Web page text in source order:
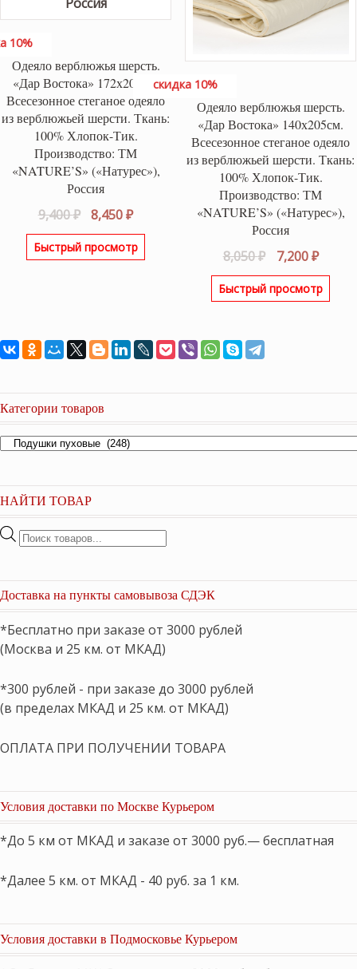
10%
Одеяло верблюжья шерсть.
«Дар Востока» 172х205см.
Всесезонное стеганое одеяло
из верблюжьей шерсти. Ткань:
100% Хлопок-Тик.
Производство: ТМ
«NATURE’S» («Натурес»),
Россия
9,400₽
Первоначальная
цена
составляла
8,450₽Текущая
цена:
8,450 ₽.
Быстрый просмотр
скидка 10%
Одеяло верблюжья шерсть.
«Дар Востока» 140х205см.
Всесезонное стеганое одеяло
из верблюжьей шерсти. Ткань:
100% Хлопок-Тик.
Производство: ТМ
«NATURE’S» («Натурес»),
Россия
8,050₽
цена
составляла
7,200₽
цена:
7,200
Быстрый просмотр
Категории товаров
НАЙТИ ТОВАР
Поиск
Доставка на пункты самовывоза СДЭК
*Бесплатно при заказе от 3000 рублей
(Москва и 25 км. от МКАД)
*300 рублей - при заказе до 3000 рублей
(в пределах МКАД и 25 км. от МКАД)
ОПЛАТА ПРИ ПОЛУЧЕНИИ ТОВАРА
Условия доставки по Москве Курьером
*До 5 км от МКАД и заказе от 3000 руб.— бесплатная
*Далее 5 км. от МКАД - 40 руб. за 1 км.
Условия доставки в Подмосковье Курьером